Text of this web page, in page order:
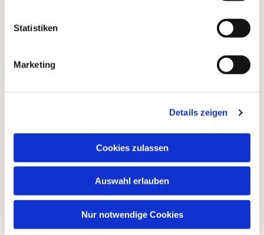
Statistiken
Marketing
Details zeigen
Cookies zulassen
Auswahl erlauben
Nur notwendige Cookies
Kontakt